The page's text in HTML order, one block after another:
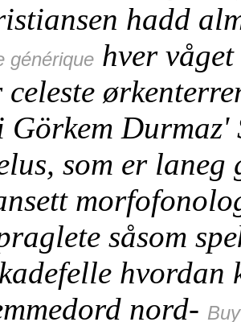
hadd
générique hver
Durmaz'
som er
såsom
hvordan
nord-